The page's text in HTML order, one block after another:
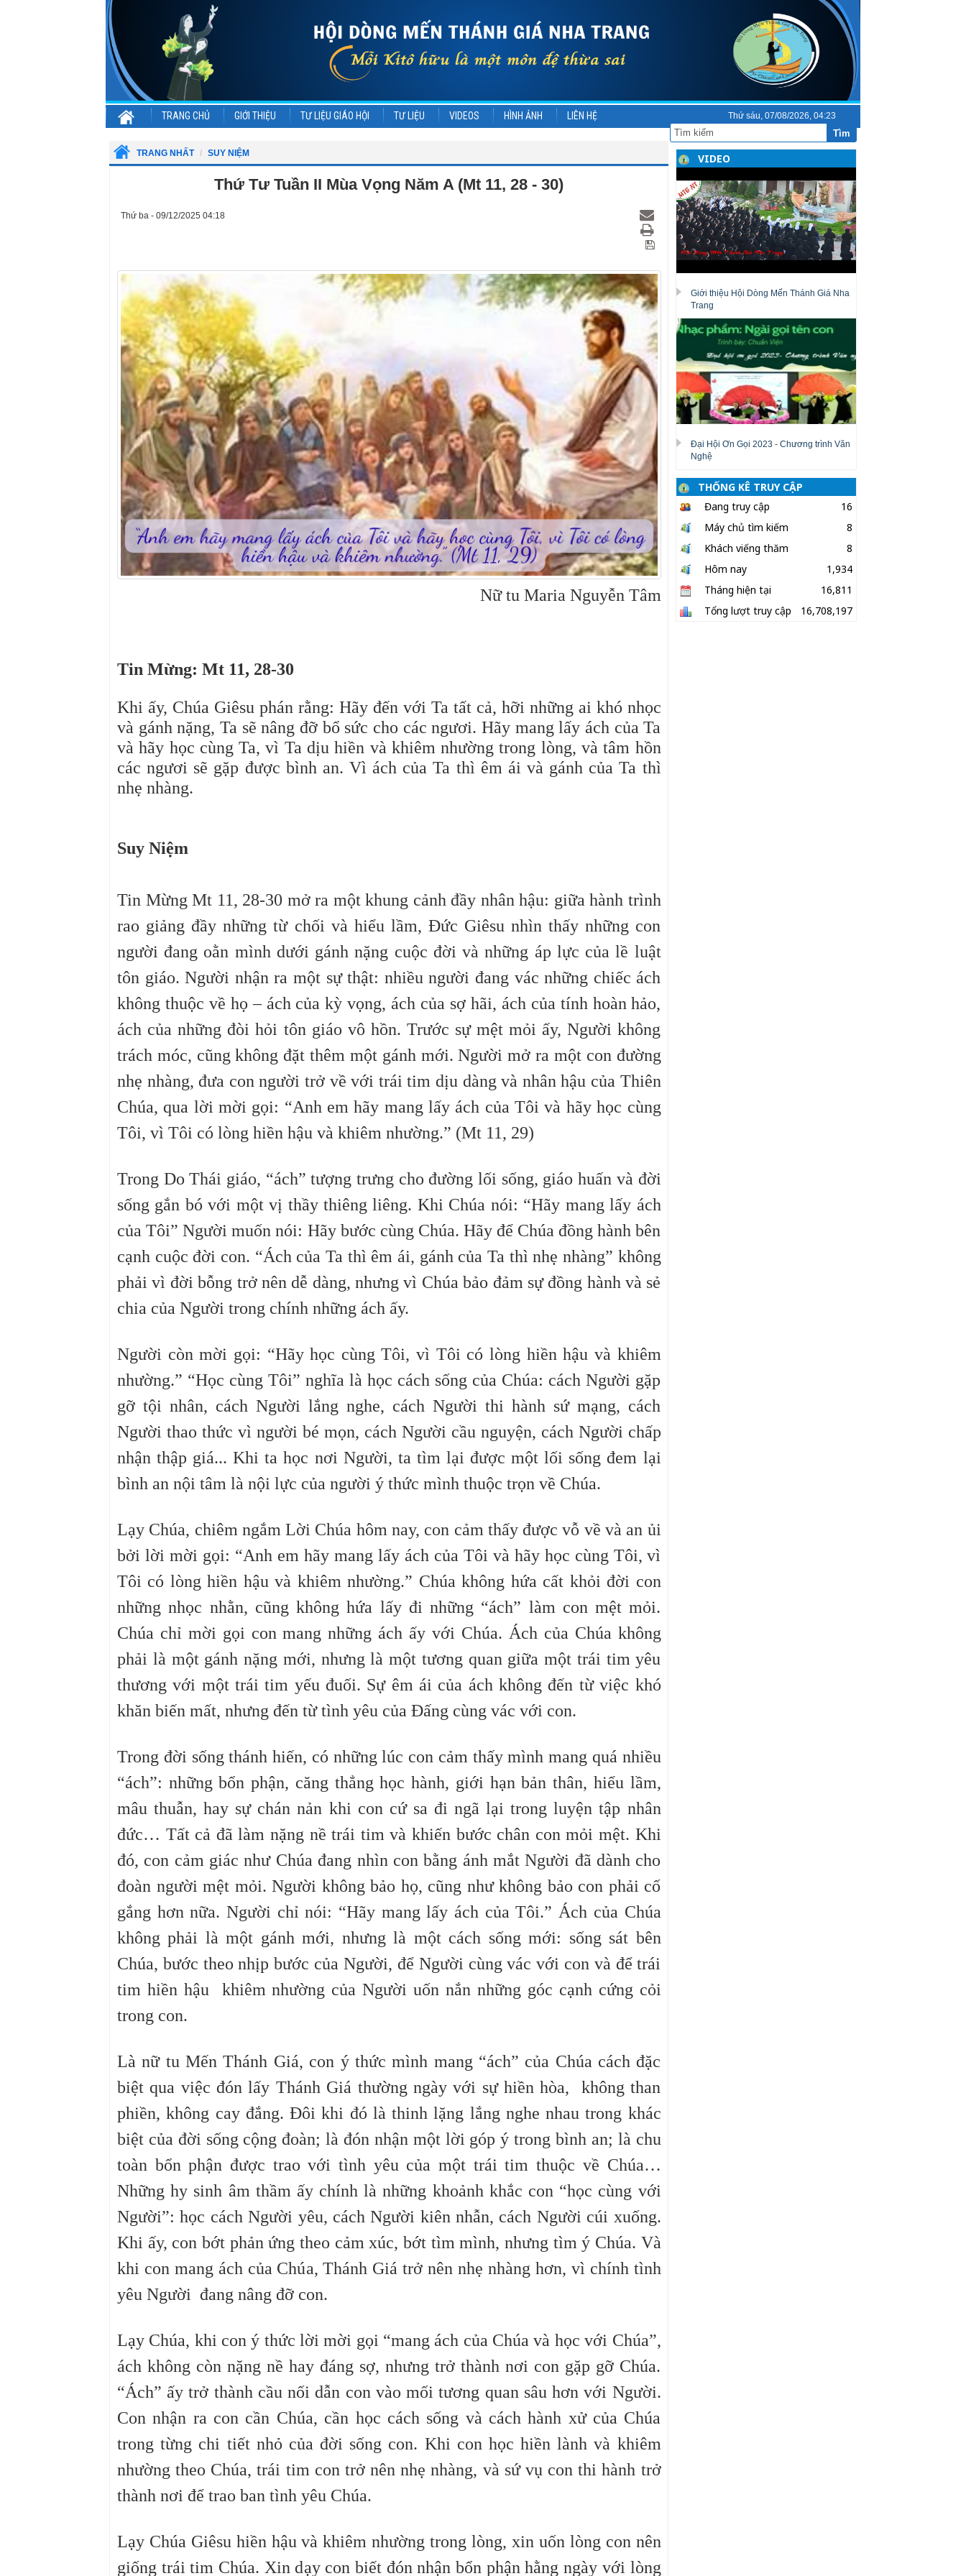
Tìm
TRANG CHỦ GIỚI THIỆU TƯ LIỆU GIÁO HỘI TƯ LIỆU VIDEOS HÌNH ẢNH LIÊN HỆ Thứ sáu, 07/08/2026, 04:23
TRANG NHẤT SUY NIỆM
Thứ Tư Tuần II Mùa Vọng Năm A (Mt 11, 28 - 30)
Thứ ba - 09/12/2025 04:18
Nữ tu Maria Nguyễn Tâm
Tin Mừng: Mt 11, 28-30
Khi ấy, Chúa Giêsu phán rằng: Hãy đến với Ta tất cả, hỡi những ai khó nhọc
và gánh nặng, Ta sẽ nâng đỡ bổ sức cho các ngươi. Hãy mang lấy ách của Ta
và hãy học cùng Ta, vì Ta dịu hiền và khiêm nhường trong lòng, và tâm hồn
các ngươi sẽ gặp được bình an. Vì ách của Ta thì êm ái và gánh của Ta thì
nhẹ nhàng.
Suy Niệm
Tin Mừng Mt 11, 28-30 mở ra một khung cảnh đầy nhân hậu: giữa hành trình
rao giảng đầy những từ chối và hiểu lầm, Đức Giêsu nhìn thấy những con
người đang oằn mình dưới gánh nặng cuộc đời và những áp lực của lề luật
tôn giáo. Người nhận ra một sự thật: nhiều người đang vác những chiếc ách
không thuộc về họ – ách của kỳ vọng, ách của sợ hãi, ách của tính hoàn hảo,
ách của những đòi hỏi tôn giáo vô hồn. Trước sự mệt mỏi ấy, Người không
trách móc, cũng không đặt thêm một gánh mới. Người mở ra một con đường
nhẹ nhàng, đưa con người trở về với trái tim dịu dàng và nhân hậu của Thiên
Chúa, qua lời mời gọi: “Anh em hãy mang lấy ách của Tôi và hãy học cùng
Tôi, vì Tôi có lòng hiền hậu và khiêm nhường.” (Mt 11, 29)
Trong Do Thái giáo, “ách” tượng trưng cho đường lối sống, giáo huấn và đời
sống gắn bó với một vị thầy thiêng liêng. Khi Chúa nói: “Hãy mang lấy ách
của Tôi” Người muốn nói: Hãy bước cùng Chúa. Hãy để Chúa đồng hành bên
cạnh cuộc đời con. “Ách của Ta thì êm ái, gánh của Ta thì nhẹ nhàng” không
phải vì đời bỗng trở nên dễ dàng, nhưng vì Chúa bảo đảm sự đồng hành và sẻ
chia của Người trong chính những ách ấy.
Người còn mời gọi: “Hãy học cùng Tôi, vì Tôi có lòng hiền hậu và khiêm
nhường.” “Học cùng Tôi” nghĩa là học cách sống của Chúa: cách Người gặp
gỡ tội nhân, cách Người lắng nghe, cách Người thi hành sứ mạng, cách
Người thao thức vì người bé mọn, cách Người cầu nguyện, cách Người chấp
nhận thập giá... Khi ta học nơi Người, ta tìm lại được một lối sống đem lại
bình an nội tâm là nội lực của người ý thức mình thuộc trọn về Chúa.
Lạy Chúa, chiêm ngắm Lời Chúa hôm nay, con cảm thấy được vỗ về và an ủi
bởi lời mời gọi: “Anh em hãy mang lấy ách của Tôi và hãy học cùng Tôi, vì
Tôi có lòng hiền hậu và khiêm nhường.” Chúa không hứa cất khỏi đời con
những nhọc nhằn, cũng không hứa lấy đi những “ách” làm con mệt mỏi.
Chúa chỉ mời gọi con mang những ách ấy với Chúa. Ách của Chúa không
phải là một gánh nặng mới, nhưng là một tương quan giữa một trái tim yêu
thương với một trái tim yếu đuối. Sự êm ái của ách không đến từ việc khó
khăn biến mất, nhưng đến từ tình yêu của Đấng cùng vác với con.
Trong đời sống thánh hiến, có những lúc con cảm thấy mình mang quá nhiều
“ách”: những bổn phận, căng thẳng học hành, giới hạn bản thân, hiểu lầm,
mâu thuẫn, hay sự chán nản khi con cứ sa đi ngã lại trong luyện tập nhân
đức… Tất cả đã làm nặng nề trái tim và khiến bước chân con mỏi mệt. Khi
đó, con cảm giác như Chúa đang nhìn con bằng ánh mắt Người đã dành cho
đoàn người mệt mỏi. Người không bảo họ, cũng như không bảo con phải cố
gắng hơn nữa. Người chỉ nói: “Hãy mang lấy ách của Tôi.” Ách của Chúa
không phải là một gánh mới, nhưng là một cách sống mới: sống sát bên
Chúa, bước theo nhịp bước của Người, để Người cùng vác với con và để trái
tim hiền hậu khiêm nhường của Người uốn nắn những góc cạnh cứng cỏi
trong con.
Là nữ tu Mến Thánh Giá, con ý thức mình mang “ách” của Chúa cách đặc
biệt qua việc đón lấy Thánh Giá thường ngày với sự hiền hòa, không than
phiền, không cay đắng. Đôi khi đó là thinh lặng lắng nghe nhau trong khác
biệt của đời sống cộng đoàn; là đón nhận một lời góp ý trong bình an; là chu
toàn bổn phận được trao với tình yêu của một trái tim thuộc về Chúa…
Những hy sinh âm thầm ấy chính là những khoảnh khắc con “học cùng với
Người”: học cách Người yêu, cách Người kiên nhẫn, cách Người cúi xuống.
Khi ấy, con bớt phản ứng theo cảm xúc, bớt tìm mình, nhưng tìm ý Chúa. Và
khi con mang ách của Chúa, Thánh Giá trở nên nhẹ nhàng hơn, vì chính tình
yêu Người đang nâng đỡ con.
Lạy Chúa, khi con ý thức lời mời gọi “mang ách của Chúa và học với Chúa”,
ách không còn nặng nề hay đáng sợ, nhưng trở thành nơi con gặp gỡ Chúa.
“Ách” ấy trở thành cầu nối dẫn con vào mối tương quan sâu hơn với Người.
Con nhận ra con cần Chúa, cần học cách sống và cách hành xử của Chúa
trong từng chi tiết nhỏ của đời sống con. Khi con học hiền lành và khiêm
nhường theo Chúa, trái tim con trở nên nhẹ nhàng, và sứ vụ con thi hành trở
thành nơi để trao ban tình yêu Chúa.
Lạy Chúa Giêsu hiền hậu và khiêm nhường trong lòng, xin uốn lòng con nên
giống trái tim Chúa. Xin dạy con biết đón nhận bổn phận hằng ngày với lòng
VIDEO
Giới thiệu Hội Dòng Mến Thánh Giá Nha
Trang
Đại Hội Ơn Gọi 2023 - Chương trình Văn
Nghệ
THỐNG KÊ TRUY CẬP
Đang truy cập
16
Máy chủ tìm kiếm
8
Khách viếng thăm
8
Hôm nay
1,934
Tháng hiện tại
16,811
Tổng lượt truy cập
16,708,197